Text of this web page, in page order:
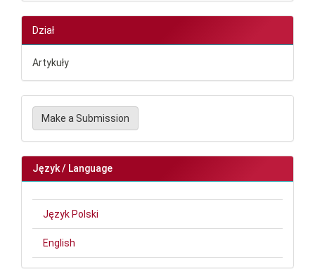
Dział
Artykuły
Make
Submission
Make a Submission
Język / Language
Język Polski
English